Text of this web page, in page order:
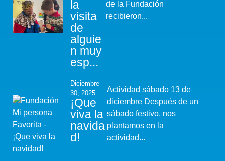
la
visita
de
alguie
n muy
esp...
de la Fundación
recibieron...
Diciembre
30, 2025
¡Que
viva la
navida
d!
Actividad sábado 13 de
diciembre Después de un
sábado festivo, nos
plantamos en la
actividad...